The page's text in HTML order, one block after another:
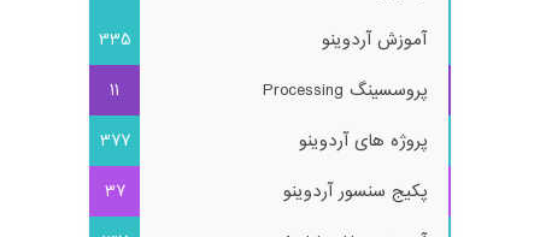
آموزش آردوینو
335
پروسسینگ Processing
11
پروژه های آردوینو
377
پکیج سنسور آردوینو
37